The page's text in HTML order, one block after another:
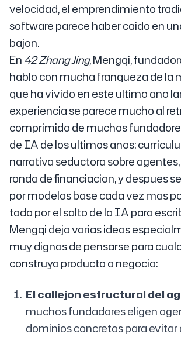
velocidad, el emprendimiento
software parece haber caido en
bajon.
En42 Zhang Jing, Mengqi,
hablo con mucha franqueza de la
que ha vivido en este ultimo ano
experiencia se parece mucho al
comprimido de muchos
de IA de los ultimos anos:
narrativa seductora sobre
ronda de financiacion, y despues
por modelos base cada vez mas
todo por el salto de la IA para
Mengqi dejo varias ideas
muy dignas de pensarse para
construya producto o negocio:
El callejon estructural del
muchos fundadores eligen
dominios concretos para